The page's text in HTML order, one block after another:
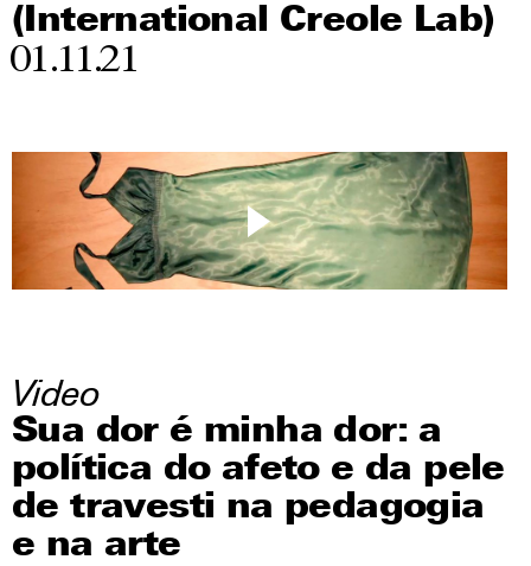
(International Creole Lab)
01.11.21
Video
Sua dor é minha dor: a
política do afeto e da pele
de travesti na pedagogia
e na arte